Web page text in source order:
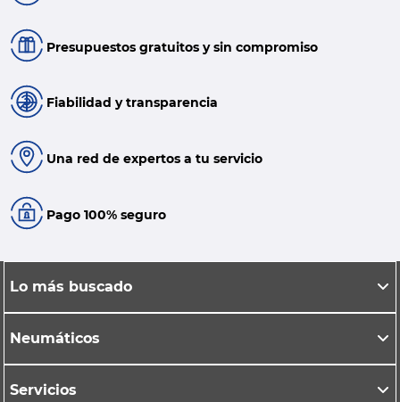
Presupuestos gratuitos y sin compromiso
Fiabilidad y transparencia
Una red de expertos a tu servicio
Pago 100% seguro
Lo más buscado
Neumáticos
Servicios